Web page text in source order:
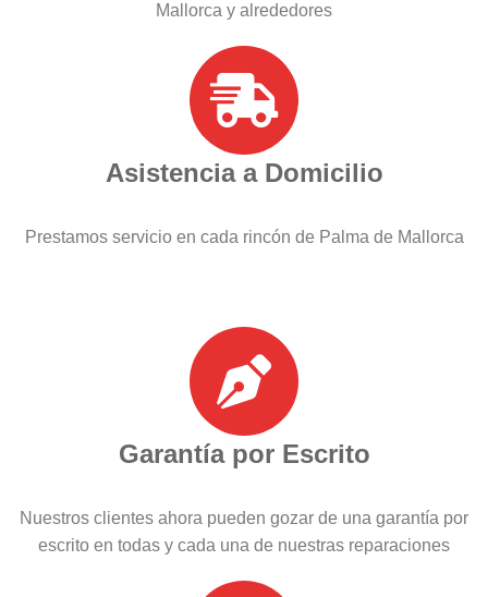
Mallorca y alrededores
Asistencia a Domicilio
Prestamos servicio en cada rincón de Palma de Mallorca
Garantía por Escrito
Nuestros clientes ahora pueden gozar de una garantía por
escrito en todas y cada una de nuestras reparaciones